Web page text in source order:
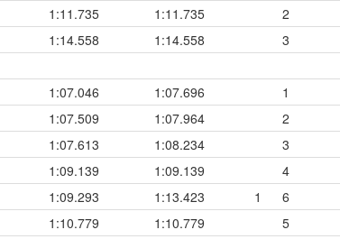
1:11.735 1:11.735 2
1:14.558 1:14.558 3
1:07.046 1:07.696 1
1:07.509 1:07.964 2
1:07.613 1:08.234 3
1:09.139 1:09.139 4
1:09.293 1:13.423 1 6
1:10.779 1:10.779 5